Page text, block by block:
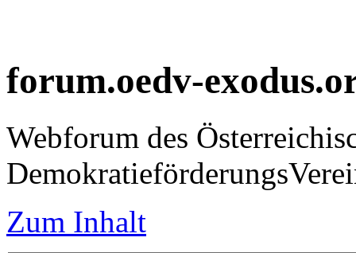
forum.oedv-
Webforum des
Zum Inhalt